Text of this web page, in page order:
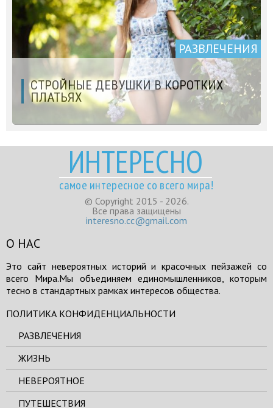
РАЗВЛЕЧЕНИЯ
СТРОЙНЫЕ ДЕВУШКИ В КОРОТКИХ
ПЛАТЬЯХ
ИНТЕРЕСНО
самое интересное со всего мира!
© Copyright 2015 - 2026.
Все права защищены
interesno.cc@gmail.com
О НАС
Это сайт невероятных историй и красочных пейзажей со
всего Мира.Мы объединяем единомышленников, которым
тесно в стандартных рамках интересов общества.
ПОЛИТИКА КОНФИДЕНЦИАЛЬНОСТИ
РАЗВЛЕЧЕНИЯ
ЖИЗНЬ
НЕВЕРОЯТНОЕ
ПУТЕШЕСТВИЯ